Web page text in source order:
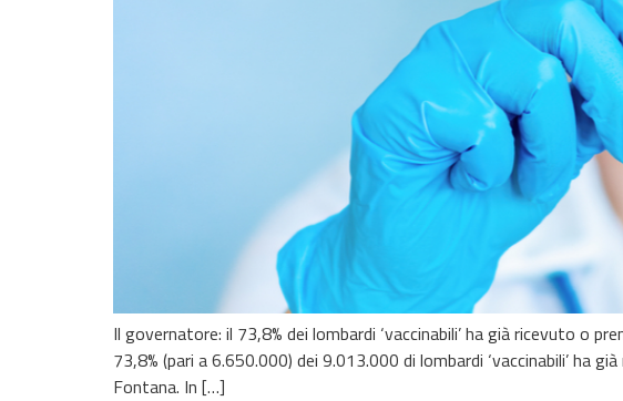
Il governatore: il 73,8% dei lombardi ‘vaccinabili’ ha già ricevuto o
73,8% (pari a 6.650.000) dei 9.013.000 di lombardi ‘vaccinabili’ ha
Fontana. In […]